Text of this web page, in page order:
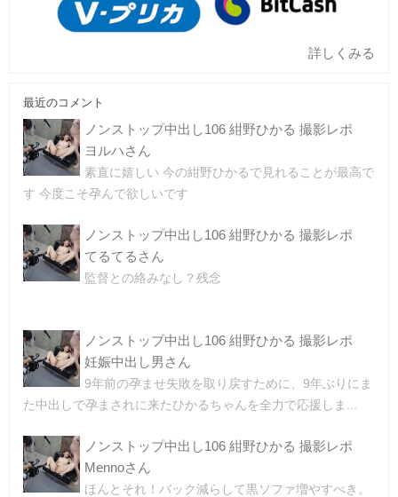
詳しくみる
最近のコメント
ノンストップ中出し106 紺野ひかる 撮影レポ
ヨルハさん
素直に嬉しい 今の紺野ひかるで見れることが最高で
す 今度こそ孕んで欲しいです
ノンストップ中出し106 紺野ひかる 撮影レポ
てるてるさん
監督との絡みなし？残念
ノンストップ中出し106 紺野ひかる 撮影レポ
妊娠中出し男さん
9年前の孕ませ失敗を取り戻すために、9年ぶりにま
た中出しで孕まされに来たひかるちゃんを全力で応援しま...
ノンストップ中出し106 紺野ひかる 撮影レポ
Mennoさん
ほんとそれ！バック減らして黒ソファ増やすべき。